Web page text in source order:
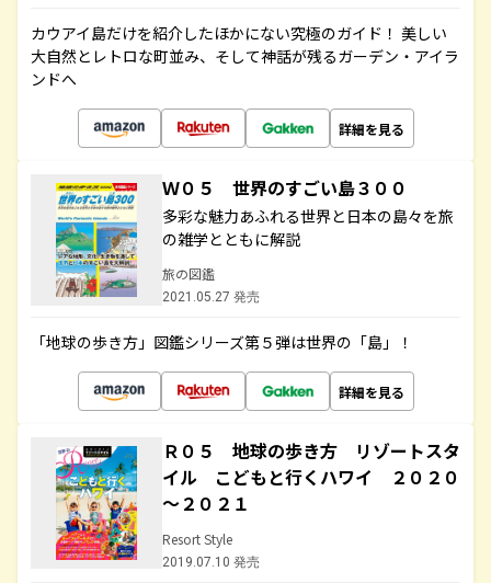
カウアイ島だけを紹介したほかにない究極のガイド！ 美しい
大自然とレトロな町並み、そして神話が残るガーデン・アイラ
ンドへ
詳細を見る
Ｗ０５ 世界のすごい島３００
多彩な魅力あふれる世界と日本の島々を旅
の雑学とともに解説
旅の図鑑
2021.05.27 発売
「地球の歩き方」図鑑シリーズ第５弾は世界の「島」！
詳細を見る
Ｒ０５ 地球の歩き方 リゾートスタ
イル こどもと行くハワイ ２０２０
～２０２１
Resort Style
2019.07.10 発売